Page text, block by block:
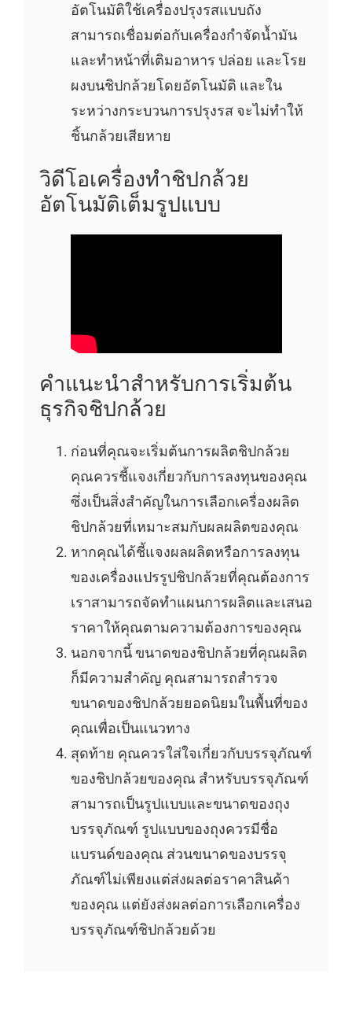
อัตโนมัติใช้เครื่องปรุงรสแบบถัง
สามารถเชื่อมต่อกับเครื่องกำจัดน้ำมัน
และทำหน้าที่เติมอาหาร ปล่อย และโรย
ผงบนชิปกล้วยโดยอัตโนมัติ และใน
ระหว่างกระบวนการปรุงรส จะไม่ทำให้
ชิ้นกล้วยเสียหาย
วิดีโอเครื่องทำชิปกล้วย
อัตโนมัติเต็มรูปแบบ
คำแนะนำสำหรับการเริ่มต้น
ธุรกิจชิปกล้วย
ก่อนที่คุณจะเริ่มต้นการผลิตชิปกล้วย
คุณควรชี้แจงเกี่ยวกับการลงทุนของคุณ
ซึ่งเป็นสิ่งสำคัญในการเลือกเครื่องผลิต
ชิปกล้วยที่เหมาะสมกับผลผลิตของคุณ
หากคุณได้ชี้แจงผลผลิตหรือการลงทุน
ของเครื่องแปรรูปชิปกล้วยที่คุณต้องการ
เราสามารถจัดทำแผนการผลิตและเสนอ
ราคาให้คุณตามความต้องการของคุณ
นอกจากนี้ ขนาดของชิปกล้วยที่คุณผลิต
ก็มีความสำคัญ คุณสามารถสำรวจ
ขนาดของชิปกล้วยยอดนิยมในพื้นที่ของ
คุณเพื่อเป็นแนวทาง
สุดท้าย คุณควรใส่ใจเกี่ยวกับบรรจุภัณฑ์
ของชิปกล้วยของคุณ สำหรับบรรจุภัณฑ์
สามารถเป็นรูปแบบและขนาดของถุง
บรรจุภัณฑ์ รูปแบบของถุงควรมีชื่อ
แบรนด์ของคุณ ส่วนขนาดของบรรจุ
ภัณฑ์ไม่เพียงแต่ส่งผลต่อราคาสินค้า
ของคุณ แต่ยังส่งผลต่อการเลือกเครื่อง
บรรจุภัณฑ์ชิปกล้วยด้วย